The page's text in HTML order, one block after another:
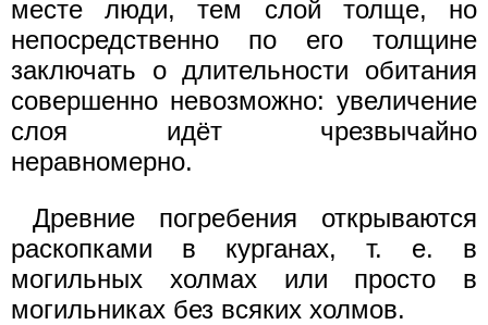
месте люди, тем слой толще, но
непосредственно по его толщине
заключать о длительности обитания
совершенно невозможно: увеличение
слоя идёт чрезвычайно
неравномерно.
Древние погребения открываются
раскопками в курганах, т. е. в
могильных холмах или просто в
могильниках без всяких холмов.